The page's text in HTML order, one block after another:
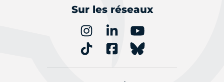
Sur les réseaux